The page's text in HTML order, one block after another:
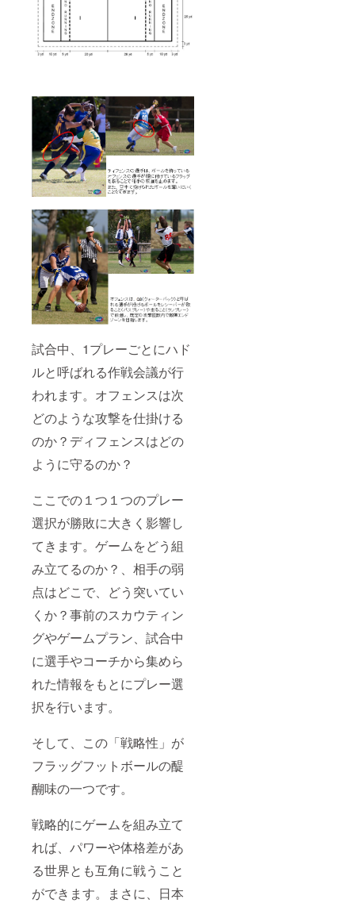
試合中、1プレーごとにハド
ルと呼ばれる作戦会議が行
われます。オフェンスは次
どのような攻撃を仕掛ける
のか？ディフェンスはどの
ように守るのか？
ここでの１つ１つのプレー
選択が勝敗に大きく影響し
てきます。ゲームをどう組
み立てるのか？、相手の弱
点はどこで、どう突いてい
くか？事前のスカウティン
グやゲームプラン、試合中
に選手やコーチから集めら
れた情報をもとにプレー選
択を行います。
そして、この「戦略性」が
フラッグフットボールの醍
醐味の一つです。
戦略的にゲームを組み立て
れば、パワーや体格差があ
る世界とも互角に戦うこと
ができます。まさに、日本